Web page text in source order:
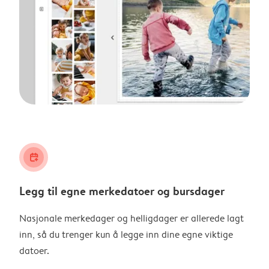
calendar_plus
Legg til egne merkedatoer og bursdager
Nasjonale merkedager og helligdager er allerede lagt
inn, så du trenger kun å legge inn dine egne viktige
datoer.